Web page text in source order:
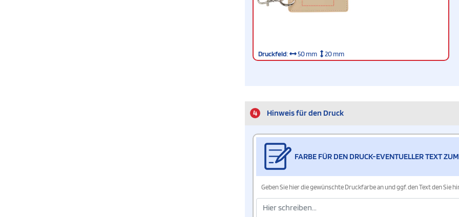
Druckfeld: 50 mm 20 mm
4 Hinweis für den Druck
FARBE FÜR DEN DRUCK-EVENTUELLER TEXT
Geben Sie hier die gewünschte Druckfarbe an und ggf. den Text den Sie